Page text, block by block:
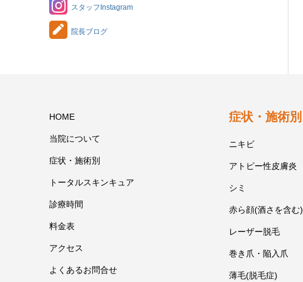
スタッフInstagram
院長ブログ
HOME
当院について
症状・施術別
トータルスキンキュア
診療時間
料金表
アクセス
よくあるお問合せ
症状・施術別
ニキビ
アトピー性皮膚炎
シミ
赤ら顔(酒さを含む)
レーザー脱毛
巻き爪・陥入爪
薄毛(脱毛症)